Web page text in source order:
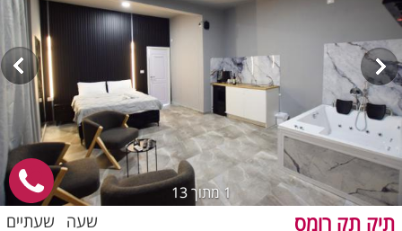
1מתוך 13
תיק תק רומס
שעה
שעתיים